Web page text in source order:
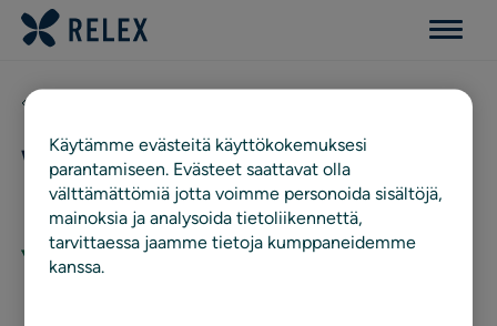
Menu
Asiakkaat
Wihuri
Käytämme evästeitä käyttökokemuksesi
parantamiseen. Evästeet saattavat olla
välttämättömiä jotta voimme personoida sisältöjä,
mainoksia ja analysoida tietoliikennettä,
tarvittaessa jaamme tietoja kumppaneidemme
kanssa.